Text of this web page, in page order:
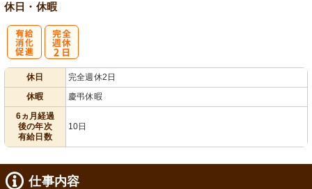
休日・休暇
休日
完全週休2日
休暇
慶弔休暇
6ヵ月経過
後の年次
有給日数
10日
仕事内容